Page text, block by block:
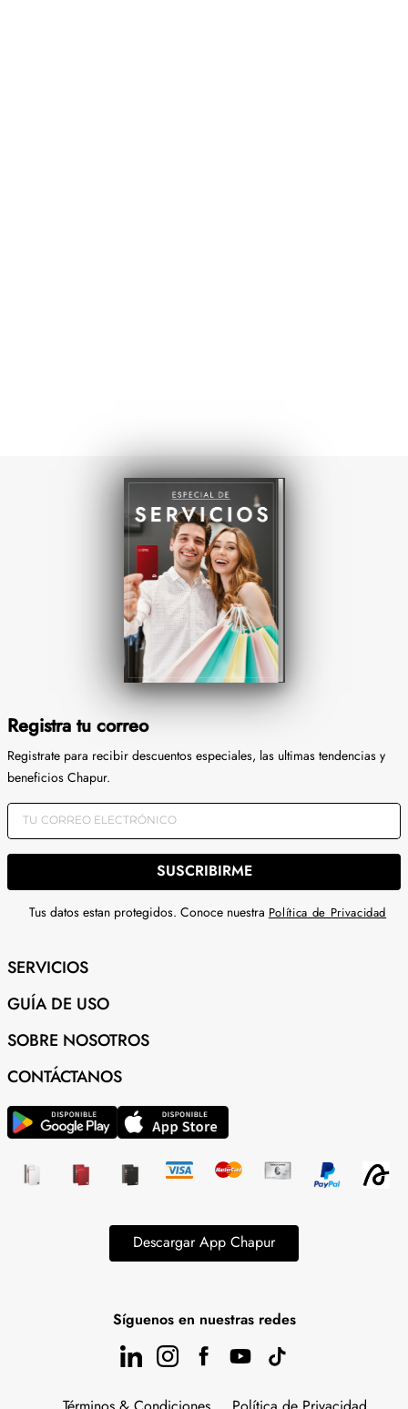
Registra tu correo
Registrate para recibir descuentos especiales, las ultimas tendencias y
beneficios Chapur.
SUSCRIBIRME
Tus datos estan protegidos. Conoce nuestra Política de Privacidad
SERVICIOS
GUÍA DE USO
SOBRE NOSOTROS
CONTÁCTANOS
Descargar App Chapur
Síguenos en nuestras redes